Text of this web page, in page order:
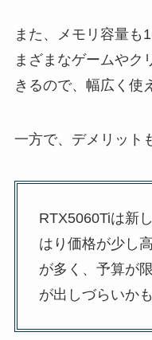
また、メモリ容量も
まざまなゲームやク
きるので、幅広く使
一方で、デメリット
RTX5060Tiは新
はり価格が少し
が多く、予算が
が出しづらいか